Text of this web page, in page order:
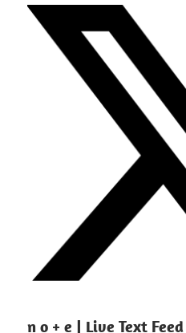
n o + e | Live Text Feed